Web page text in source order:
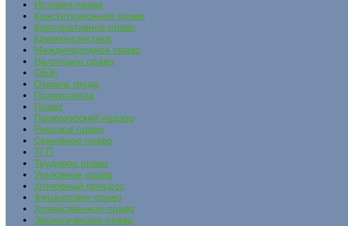
История права
Конституционное право
Корпоративное право
Криминалистика
Международное право
Налоговое право
ОБЖ
Охрана труда
Политология
Право
Прокурорский надзор
Римское право
Семейное право
ТГП
Трудовое право
Уголовное право
Уголовный процесс
Финансовое право
Хозяйственное право
Экологическое право